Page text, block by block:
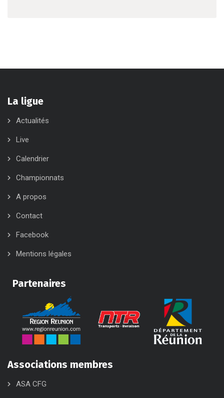
La ligue
Actualités
Live
Calendrier
Championnats
A propos
Contact
Facebook
Mentions légales
Partenaires
Associations membres
ASA CFG